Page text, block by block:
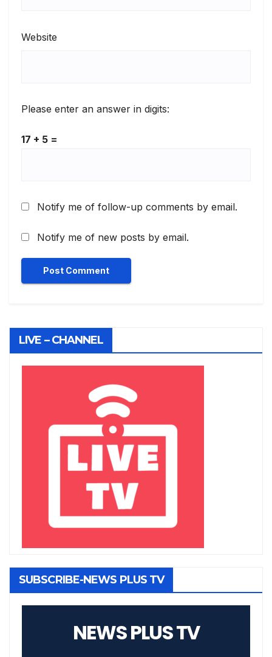
Website
Please enter an answer in digits:
17 + 5 =
Notify me of follow-up comments by email.
Notify me of new posts by email.
LIVE – CHANNEL
SUBSCRIBE-NEWS PLUS TV
NEWS PLUS TV